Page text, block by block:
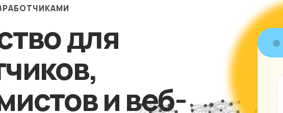
ХИТ
Сайты услуг
Медицина и
клиники
Юридические
компании
NEW
визитки
для
и веб-